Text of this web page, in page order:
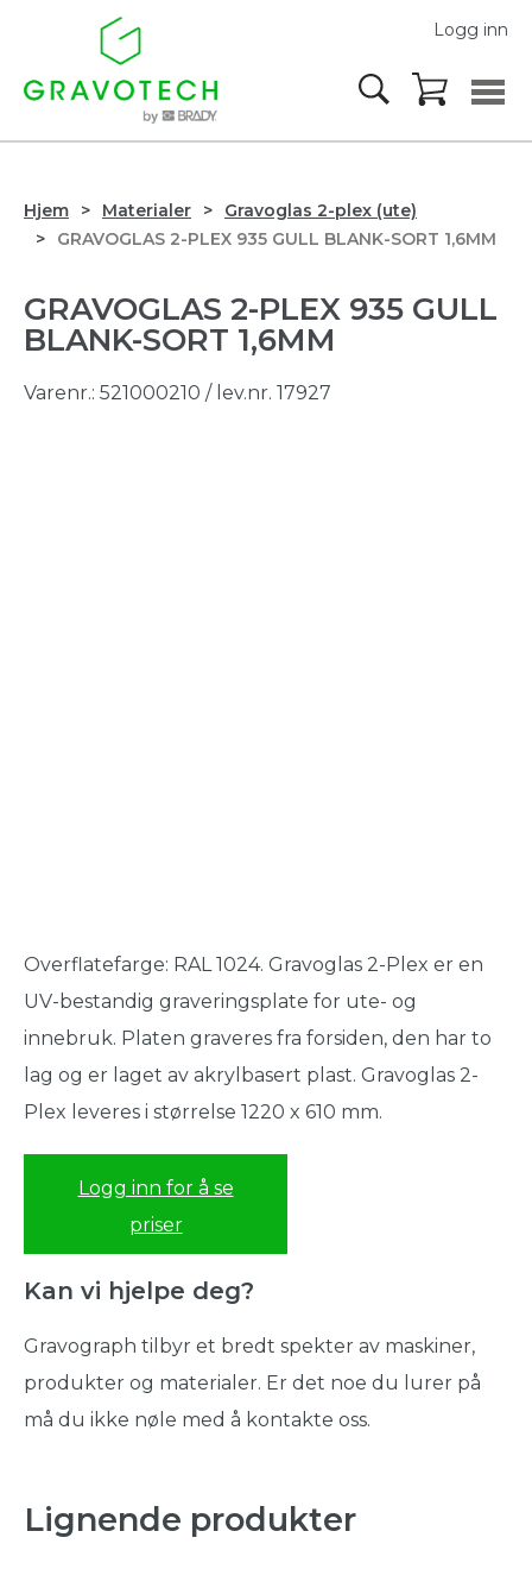
Logg inn
Hjem Materialer
Gravoglas 2-plex (ute)
GRAVOGLAS 2-PLEX 935 GULL BLANK-SORT 1,6MM
GRAVOGLAS 2-PLEX 935 GULL
BLANK-SORT 1,6MM
Varenr.: 521000210 / lev.nr. 17927
Overflatefarge: RAL 1024. Gravoglas 2-Plex er en
UV-bestandig graveringsplate for ute- og
innebruk. Platen graveres fra forsiden, den har to
lag og er laget av akrylbasert plast. Gravoglas 2-
Plex leveres i størrelse 1220 x 610 mm.
Logg inn for å se
priser
Kan vi hjelpe deg?
Gravograph tilbyr et bredt spekter av maskiner,
produkter og materialer. Er det noe du lurer på
må du ikke nøle med å kontakte oss.
Lignende produkter